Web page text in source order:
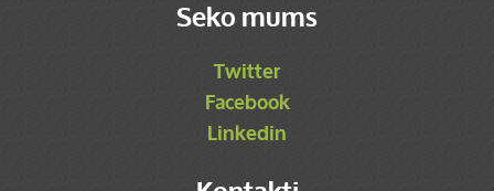
Seko mums
Twitter
Facebook
Linkedin